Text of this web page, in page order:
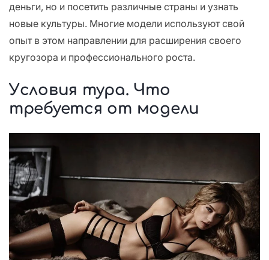
деньги, но и посетить различные страны и узнать
новые культуры. Многие модели используют свой
опыт в этом направлении для расширения своего
кругозора и профессионального роста.
Условия тура. Что
требуется от модели